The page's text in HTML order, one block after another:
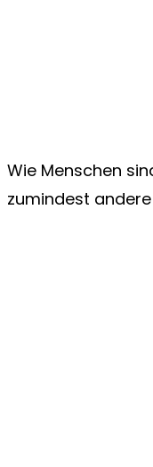
Wie Menschen
zumindest